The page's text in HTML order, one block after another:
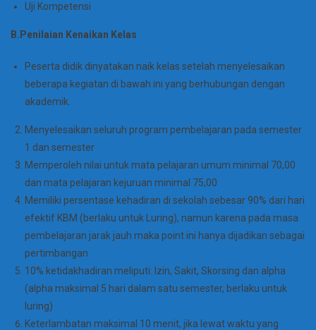
Uji Kompetensi
B.Penilaian Kenaikan Kelas
Peserta didik dinyatakan naik kelas setelah menyelesaikan
beberapa kegiatan di bawah ini yang berhubungan dengan
akademik.
Menyelesaikan seluruh program pembelajaran pada semester
1 dan semester
Memperoleh nilai untuk mata pelajaran umum minimal 70,00
dan mata pelajaran kejuruan minimal 75,00
Memiliki persentase kehadiran di sekolah sebesar 90% dari hari
efektif KBM (berlaku untuk Luring), namun karena pada masa
pembelajaran jarak jauh maka point ini hanya dijadikan sebagai
pertimbangan
10% ketidakhadiran meliputi: Izin, Sakit, Skorsing dan alpha
(alpha maksimal 5 hari dalam satu semester, berlaku untuk
luring)
Keterlambatan maksimal 10 menit, jika lewat waktu yang